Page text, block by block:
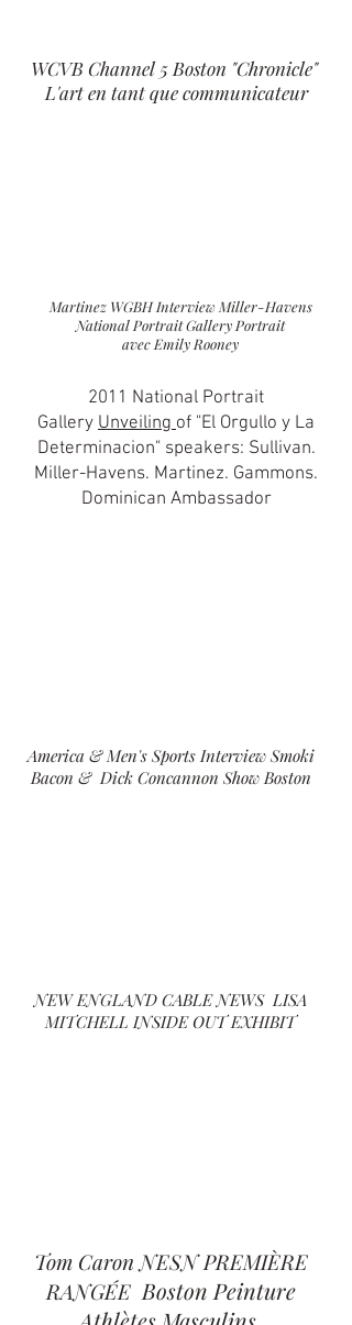
WCVB Channel 5 Boston "Chronicle"
L'art en tant que communicateur
Martinez WGBH Interview Miller-Havens
National Portrait Gallery Portrait
avec Emily Rooney
2011 National Portrait
Gallery Unveilingof "El Orgullo y La
Determinacion" speakers: Sullivan.
Miller-Havens. Martinez. Gammons.
Dominican Ambassador
America & Men's Sports Interview Smoki
Bacon & Dick Concannon Show Boston
NEW ENGLAND CABLE NEWS LISA
MITCHELL INSIDE OUT EXHIBIT
Tom Caron NESN PREMIÈRE
RANGÉE Boston Peinture